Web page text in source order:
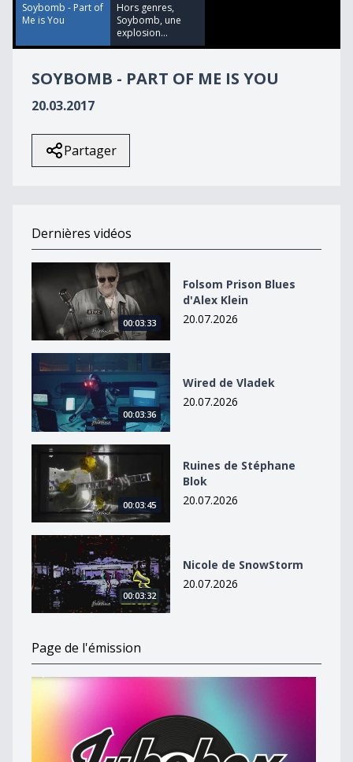
26
seconds
Soybomb - Part of
Me is You
Hors genres,
Soybomb, une
explosion...
SOYBOMB - PART OF ME IS YOU
20.03.2017
Partager
Dernières vidéos
Folsom Prison Blues d&#039;Alex Klein
00:03:33
Folsom Prison Blues
d'Alex Klein
20.07.2026
Wired de Vladek
00:03:36
Wired de Vladek
20.07.2026
Ruines de Stéphane Blok
00:03:45
Ruines de Stéphane
Blok
20.07.2026
Nicole de SnowStorm
00:03:32
Nicole de SnowStorm
20.07.2026
Page de l'émission